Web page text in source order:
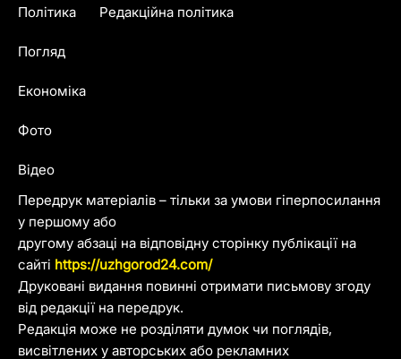
Передрук матеріалів – тільки за умови гіперпосилання
у першому або
другому абзаці на відповідну сторінку публікації на
сайті https://uzhgorod24.com/
Друковані видання повинні отримати письмову згоду
від редакції на передрук.
Редакція може не розділяти думок чи поглядів,
висвітлених у авторських або рекламних
Політика
Погляд
Економіка
Фото
Відео
Редакційна політика